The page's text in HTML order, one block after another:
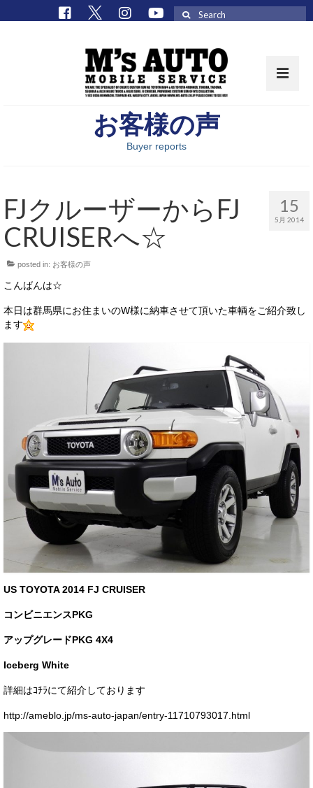
取扱車種一覧
M’sCollectionパーツ一覧
エムズオート
M’sCollection
店舗情報
会社概要
トップメッセージ
スタッフ紹介
ブログ
イベント
ニュース
スタッフブログ
お客様の声
お問い合わせ
メールフォーム
お客様の声
Buyer reports
15
5月 2014
FJクルーザーからFJ
CRUISERへ☆
posted in: お客様の声
こんばんは☆
本日は群馬県にお住まいのW様に納車させて頂いた車輌をご紹介致し
ます
US TOYOTA 2014 FJ CRUISER
コンビニエンスPKG
アップグレードPKG 4X4
Iceberg White
詳細はｺﾁﾗにて紹介しております
http://ameblo.jp/ms-auto-japan/entry-11710793017.html